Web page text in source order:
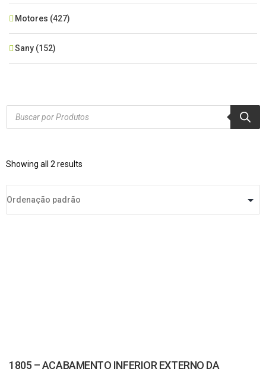
Motores (427)
Sany (152)
Xcmg(425)
Products
search
Showing all 2 results
1805 – ACABAMENTO INFERIOR EXTERNO DA